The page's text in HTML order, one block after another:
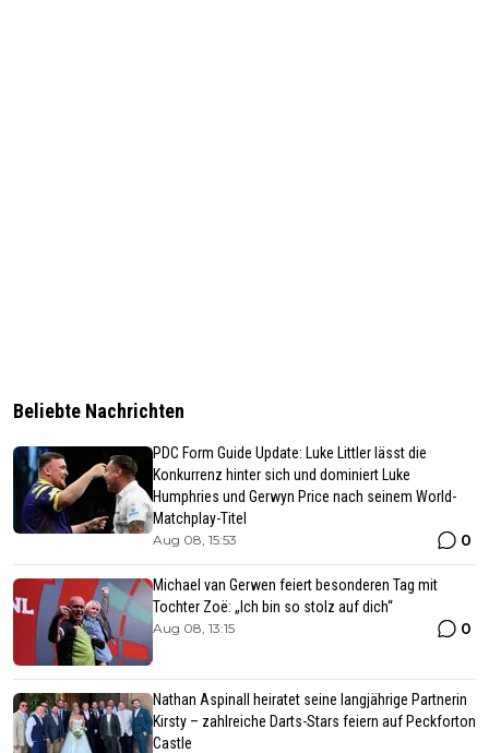
Beliebte Nachrichten
PDC Form Guide Update: Luke Littler lässt die
Konkurrenz hinter sich und dominiert Luke
Humphries und Gerwyn Price nach seinem World-
Matchplay-Titel
Aug 08, 15:53 0
Michael van Gerwen feiert besonderen Tag mit
Tochter Zoë: „Ich bin so stolz auf dich“
Aug 08, 13:15 0
Nathan Aspinall heiratet seine langjährige Partnerin
Kirsty – zahlreiche Darts-Stars feiern auf Peckforton
Castle